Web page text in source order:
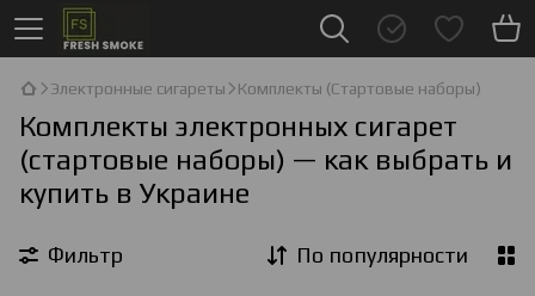
Электронные сигареты Комплекты (Стартовые наборы)
Комплекты электронных сигарет
(стартовые наборы) — как выбрать и
купить в Украине
Фильтр По популярности